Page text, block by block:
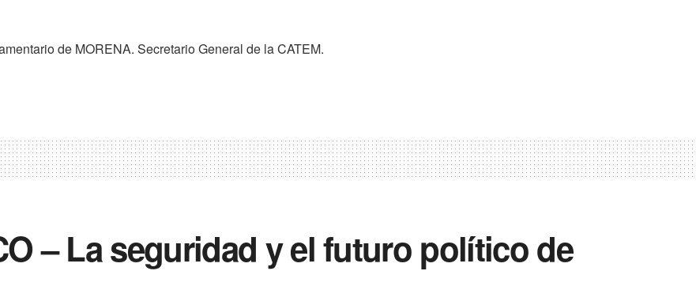
de MORENA. Secretario General de la CATEM.
– La seguridad y el futuro político de